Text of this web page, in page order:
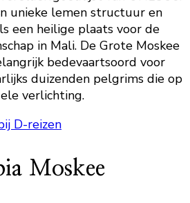
unieke lemen structuur en
een heilige plaats voor de
in Mali. De Grote Moskee
bedevaartsoord voor
duizenden pelgrims die op
verlichting.
Moskee